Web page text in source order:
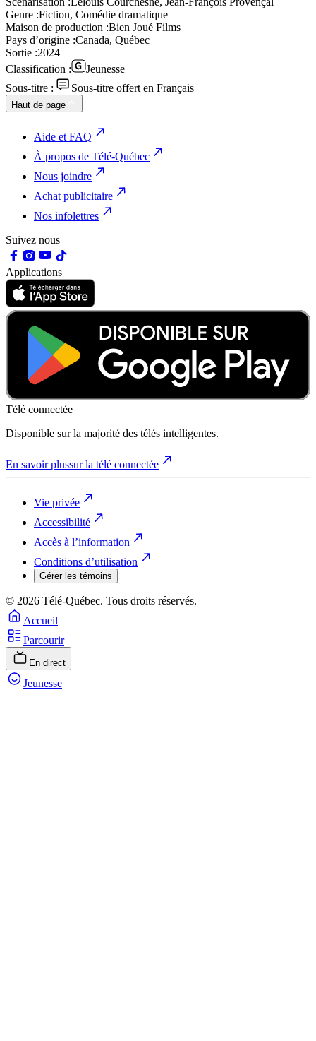
Genre :Fiction, Comédie dramatique
Maison de production :Bien Joué Films
Pays d’origine :Canada, Québec
Sortie :2024
Classification :
Jeunesse
Sous-titre :
Sous-titre offert en Français
Haut de page
Aide et FAQ
À propos de Télé-Québec
Nous joindre
Achat publicitaire
Nos infolettres
Suivez nous
Applications
Télé connectée
Disponible sur la majorité des télés intelligentes.
En savoir plussur la télé connectée
Vie privée
Accessibilité
Accès à l’information
Conditions d’utilisation
Gérer les témoins
© 2026 Télé-Québec. Tous droits réservés.
Accueil
Parcourir
En direct
Jeunesse